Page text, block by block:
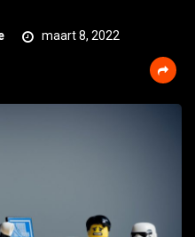
maart 8, 2022